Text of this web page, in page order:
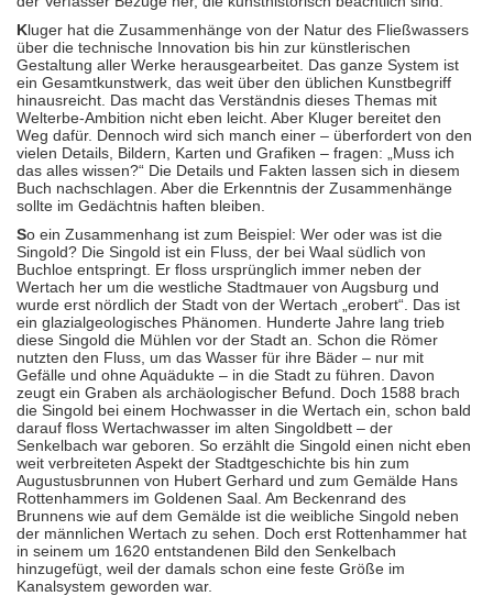
Kluger hat die Zusammenhänge von der Natur des Fließwassers
über die technische Innovation bis hin zur künstlerischen
Gestaltung aller Werke herausgearbeitet. Das ganze System ist
ein Gesamtkunstwerk, das weit über den üblichen Kunstbegriff
hinausreicht. Das macht das Verständnis dieses Themas mit
Welterbe-Ambition nicht eben leicht. Aber Kluger bereitet den
Weg dafür. Dennoch wird sich manch einer – überfordert von den
vielen Details, Bildern, Karten und Grafiken – fragen: „Muss ich
das alles wissen?“ Die Details und Fakten lassen sich in diesem
Buch nachschlagen. Aber die Erkenntnis der Zusammenhänge
sollte im Gedächtnis haften bleiben.
So ein Zusammenhang ist zum Beispiel: Wer oder was ist die
Singold? Die Singold ist ein Fluss, der bei Waal südlich von
Buchloe entspringt. Er floss ursprünglich immer neben der
Wertach her um die westliche Stadtmauer von Augsburg und
wurde erst nördlich der Stadt von der Wertach „erobert“. Das ist
ein glazialgeologisches Phänomen. Hunderte Jahre lang trieb
diese Singold die Mühlen vor der Stadt an. Schon die Römer
nutzten den Fluss, um das Wasser für ihre Bäder – nur mit
Gefälle und ohne Aquädukte – in die Stadt zu führen. Davon
zeugt ein Graben als archäologischer Befund. Doch 1588 brach
die Singold bei einem Hochwasser in die Wertach ein, schon bald
darauf floss Wertachwasser im alten Singoldbett – der
Senkelbach war geboren. So erzählt die Singold einen nicht eben
weit verbreiteten Aspekt der Stadtgeschichte bis hin zum
Augustusbrunnen von Hubert Gerhard und zum Gemälde Hans
Rottenhammers im Goldenen Saal. Am Beckenrand des
Brunnens wie auf dem Gemälde ist die weibliche Singold neben
der männlichen Wertach zu sehen. Doch erst Rottenhammer hat
in seinem um 1620 entstandenen Bild den Senkelbach
hinzugefügt, weil der damals schon eine feste Größe im
Kanalsystem geworden war.